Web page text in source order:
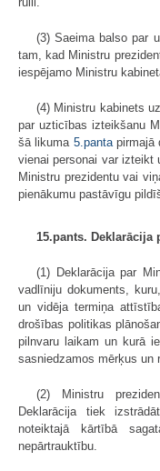
(3) Saeima balso par
tam, kad Ministru
iespējamo Ministru
(4) Ministru kabinets
par uzticības izteikšanu
šā likuma 5.pantapirmajā
vienai personai var izteikt
Ministru prezidentu vai
pienākumu pastāvīgu
15.pants. Deklarācija
(1) Deklarācija par
vadlīniju dokuments,
un vidēja termiņa
drošības politikas
pilnvaru laikam un kurā
sasniedzamos mērķus un
(2) Ministru
Deklarācija tiek
noteiktajā kārtībā
nepārtrauktību.